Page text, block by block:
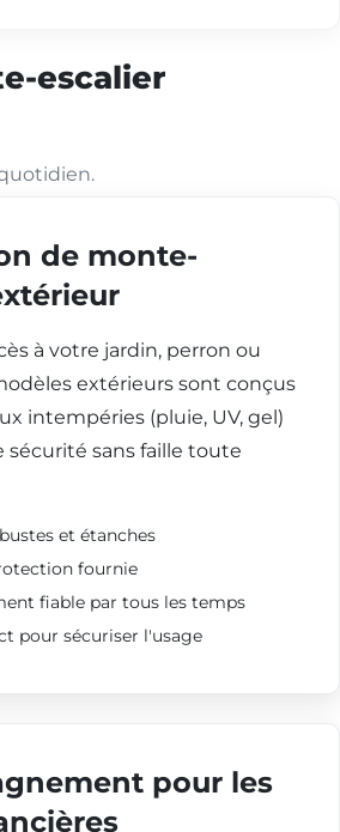
escalier
de monte-
à votre jardin, perron ou
extérieurs sont conçus
intempéries (pluie, UV, gel)
sécurité sans faille toute
et étanches
fournie
fiable par tous les temps
pour sécuriser l'usage
pour les